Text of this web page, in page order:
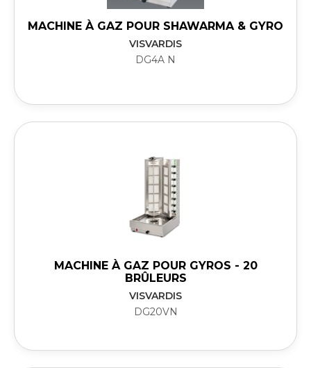
MACHINE À GAZ POUR SHAWARMA & GYRO
VISVARDIS
DG4A N
MACHINE À GAZ POUR GYROS - 20
BRÛLEURS
VISVARDIS
DG20VN